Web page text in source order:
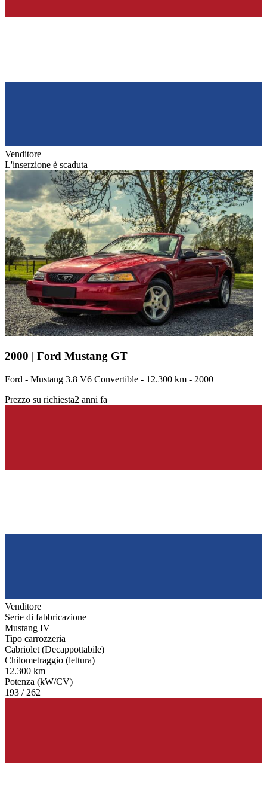
Venditore
L'inserzione è scaduta
2000 | Ford Mustang GT
Ford - Mustang 3.8 V6 Convertible - 12.300 km - 2000
Prezzo su richiesta2 anni fa
Venditore
Serie di fabbricazione
Mustang IV
Tipo carrozzeria
Cabriolet (Decappottabile)
Chilometraggio (lettura)
12.300 km
Potenza (kW/CV)
193 / 262